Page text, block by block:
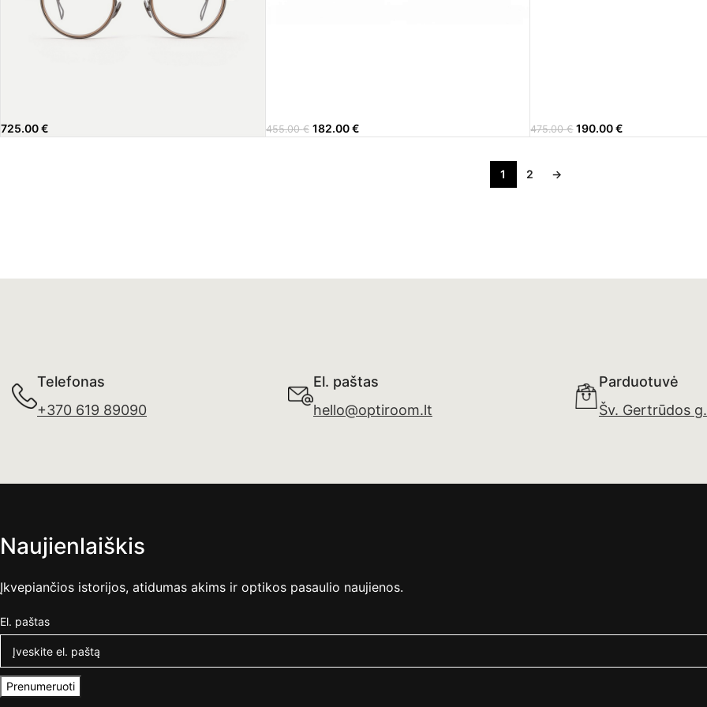
725.00€ 455.00€ 182.00€ 475.00€ 190.00€
1 2 →
Telefonas
+370 619 89090
El. paštas
hello@optiroom.lt
Parduotuvė
Šv. Gertrūdos
Naujienlaiškis
Įkvepiančios istorijos, atidumas akims ir optikos pasaulio naujienos.
El. paštas
Prenumeruoti